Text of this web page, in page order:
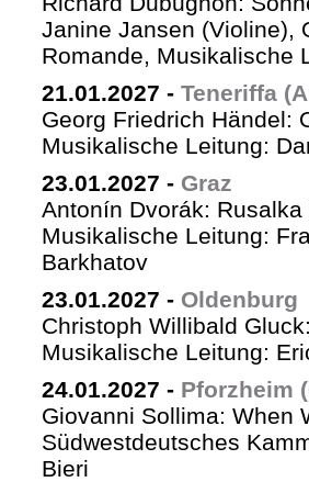
Janine Jansen (Violine),
Romande, Musikalische
21.01.2027 - Teneriffa
Georg Friedrich Händel:
Musikalische Leitung:
23.01.2027 - Graz
Antonín Dvorák: Rusalka
Musikalische Leitung:
Barkhatov
23.01.2027 - Oldenburg
Christoph Willibald
Musikalische Leitung:
24.01.2027 - Pforzheim
Giovanni Sollima: When
Südwestdeutsches
Bieri